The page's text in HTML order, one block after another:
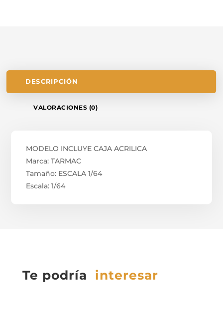
DESCRIPCIÓN
VALORACIONES (0)
MODELO INCLUYE CAJA ACRILICA
Marca: TARMAC
Tamaño: ESCALA 1/64
Escala: 1/64
Te podría interesar